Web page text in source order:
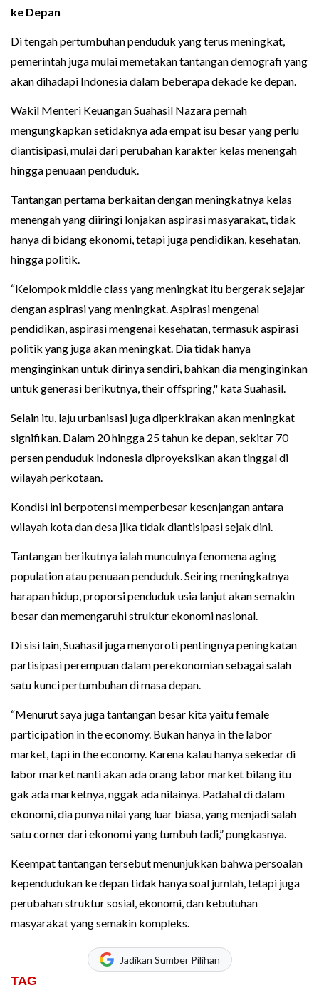
ke Depan
Di tengah pertumbuhan penduduk yang terus meningkat,
pemerintah juga mulai memetakan tantangan demografi yang
akan dihadapi Indonesia dalam beberapa dekade ke depan.
Wakil Menteri Keuangan Suahasil Nazara pernah
mengungkapkan setidaknya ada empat isu besar yang perlu
diantisipasi, mulai dari perubahan karakter kelas menengah
hingga penuaan penduduk.
Tantangan pertama berkaitan dengan meningkatnya kelas
menengah yang diiringi lonjakan aspirasi masyarakat, tidak
hanya di bidang ekonomi, tetapi juga pendidikan, kesehatan,
hingga politik.
“Kelompok middle class yang meningkat itu bergerak sejajar
dengan aspirasi yang meningkat. Aspirasi mengenai
pendidikan, aspirasi mengenai kesehatan, termasuk aspirasi
politik yang juga akan meningkat. Dia tidak hanya
menginginkan untuk dirinya sendiri, bahkan dia menginginkan
untuk generasi berikutnya, their offspring," kata Suahasil.
Selain itu, laju urbanisasi juga diperkirakan akan meningkat
signifikan. Dalam 20 hingga 25 tahun ke depan, sekitar 70
persen penduduk Indonesia diproyeksikan akan tinggal di
wilayah perkotaan.
Kondisi ini berpotensi memperbesar kesenjangan antara
wilayah kota dan desa jika tidak diantisipasi sejak dini.
Tantangan berikutnya ialah munculnya fenomena aging
population atau penuaan penduduk. Seiring meningkatnya
harapan hidup, proporsi penduduk usia lanjut akan semakin
besar dan memengaruhi struktur ekonomi nasional.
Di sisi lain, Suahasil juga menyoroti pentingnya peningkatan
partisipasi perempuan dalam perekonomian sebagai salah
satu kunci pertumbuhan di masa depan.
“Menurut saya juga tantangan besar kita yaitu female
participation in the economy. Bukan hanya in the labor
market, tapi in the economy. Karena kalau hanya sekedar di
labor market nanti akan ada orang labor market bilang itu
gak ada marketnya, nggak ada nilainya. Padahal di dalam
ekonomi, dia punya nilai yang luar biasa, yang menjadi salah
satu corner dari ekonomi yang tumbuh tadi,” pungkasnya.
Keempat tantangan tersebut menunjukkan bahwa persoalan
kependudukan ke depan tidak hanya soal jumlah, tetapi juga
perubahan struktur sosial, ekonomi, dan kebutuhan
masyarakat yang semakin kompleks.
Jadikan Sumber Pilihan
TAG